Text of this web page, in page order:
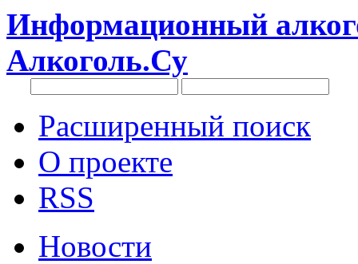
Информационный
Алкоголь.Су
Расширенный поиск
О проекте
RSS
Новости